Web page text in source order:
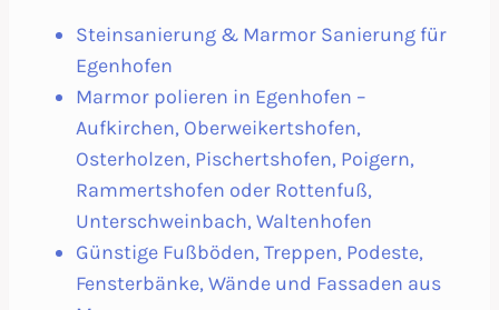
Steinsanierung & Marmor Sanierung für
Egenhofen
Marmor polieren in Egenhofen –
Aufkirchen, Oberweikertshofen,
Osterholzen, Pischertshofen, Poigern,
Rammertshofen oder Rottenfuß,
Unterschweinbach, Waltenhofen
Günstige Fußböden, Treppen, Podeste,
Fensterbänke, Wände und Fassaden aus